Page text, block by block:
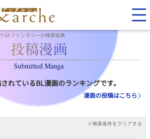
SFファンタジーの検索結果
Submitted Manga
れているBL漫画のランキングです。
漫画の投稿はこちら
×検索条件をクリアする